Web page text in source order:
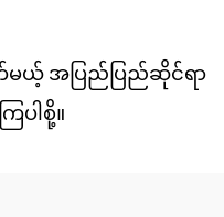
မယ့် အပြည်ပြည်ဆိုင်ရာ
ပါစို့။